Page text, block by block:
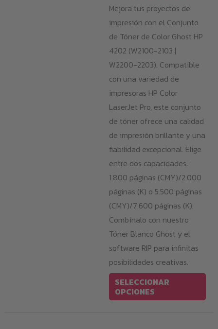
719,00 €
Mejora tus proyectos de
impresión con el Conjunto
de Tóner de Color Ghost HP
4202 (W2100-2103 |
W2200-2203). Compatible
con una variedad de
impresoras HP Color
LaserJet Pro, este conjunto
de tóner ofrece una calidad
de impresión brillante y una
fiabilidad excepcional. Elige
entre dos capacidades:
1.800 páginas (CMY)/2.000
páginas (K) o 5.500 páginas
(CMY)/7.600 páginas (K).
Combínalo con nuestro
Tóner Blanco Ghost y el
software RIP para infinitas
posibilidades creativas.
SELECCIONAR
OPCIONES